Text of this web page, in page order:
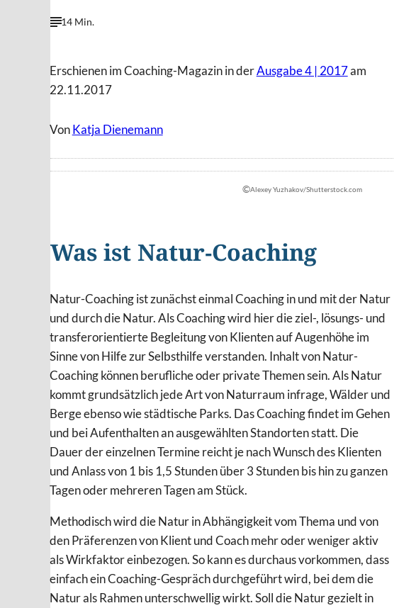
14 Min.
Erschienen im Coaching-Magazin in derAusgabe 4 | 2017am
22.11.2017
VonKatja Dienemann
©Alexey Yuzhakov/Shutterstock.com
Was ist Natur-Coaching
Natur-Coaching ist zunächst einmal Coaching in und mit der Natur
und durch die Natur. Als Coaching wird hier die ziel-, lösungs- und
transferorientierte Begleitung von Klienten auf Augenhöhe im
Sinne von Hilfe zur Selbsthilfe verstanden. Inhalt von Natur-
Coaching können berufliche oder private Themen sein. Als Natur
kommt grundsätzlich jede Art von Naturraum infrage, Wälder und
Berge ebenso wie städtische Parks. Das Coaching findet im Gehen
und bei Aufenthalten an ausgewählten Standorten statt. Die
Dauer der einzelnen Termine reicht je nach Wunsch des Klienten
und Anlass von 1 bis 1,5 Stunden über 3 Stunden bis hin zu ganzen
Tagen oder mehreren Tagen am Stück.
Methodisch wird die Natur in Abhängigkeit vom Thema und von
den Präferenzen von Klient und Coach mehr oder weniger aktiv
als Wirkfaktor einbezogen. So kann es durchaus vorkommen, dass
einfach ein Coaching-Gespräch durchgeführt wird, bei dem die
Natur als Rahmen unterschwellig wirkt. Soll die Natur gezielt in